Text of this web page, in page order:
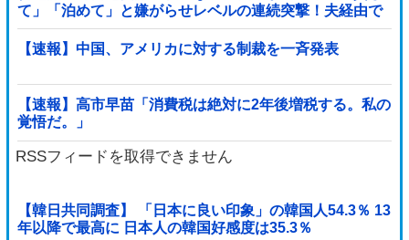
て」「泊めて」と嫌がらせレベルの連続突撃！夫経由で
断ると私に直接LINEしてきて絶句←大人しく自宅の風呂
に入れよ
【速報】中国、アメリカに対する制裁を一斉発表
【速報】高市早苗「消費税は絶対に2年後増税する。私の
覚悟だ。」
RSSフィードを取得できません
【韓日共同調査】 「日本に良い印象」の韓国人54.3％ 13
年以降で最高に 日本人の韓国好感度は35.3％